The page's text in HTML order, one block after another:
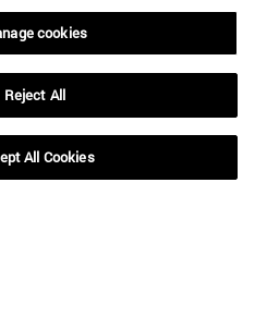
ventana)
cookies
Reject All
All Cookies